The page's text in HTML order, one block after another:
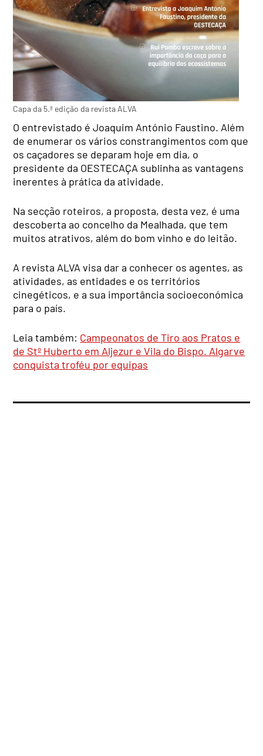
Capa da 5.ª edição da revista ALVA
O entrevistado é Joaquim António Faustino. Além
de enumerar os vários constrangimentos com que
os caçadores se deparam hoje em dia, o
presidente da OESTECAÇA sublinha as vantagens
inerentes à prática da atividade.
Na secção roteiros, a proposta, desta vez, é uma
descoberta ao concelho da Mealhada, que tem
muitos atrativos, além do bom vinho e do leitão.
A revista ALVA visa dar a conhecer os agentes, as
atividades, as entidades e os territórios
cinegéticos, e a sua importância socioeconómica
para o país.
Leia também: Campeonatos de Tiro aos Pratos e
de Stº Huberto em Aljezur e Vila do Bispo. Algarve
conquista troféu por equipas